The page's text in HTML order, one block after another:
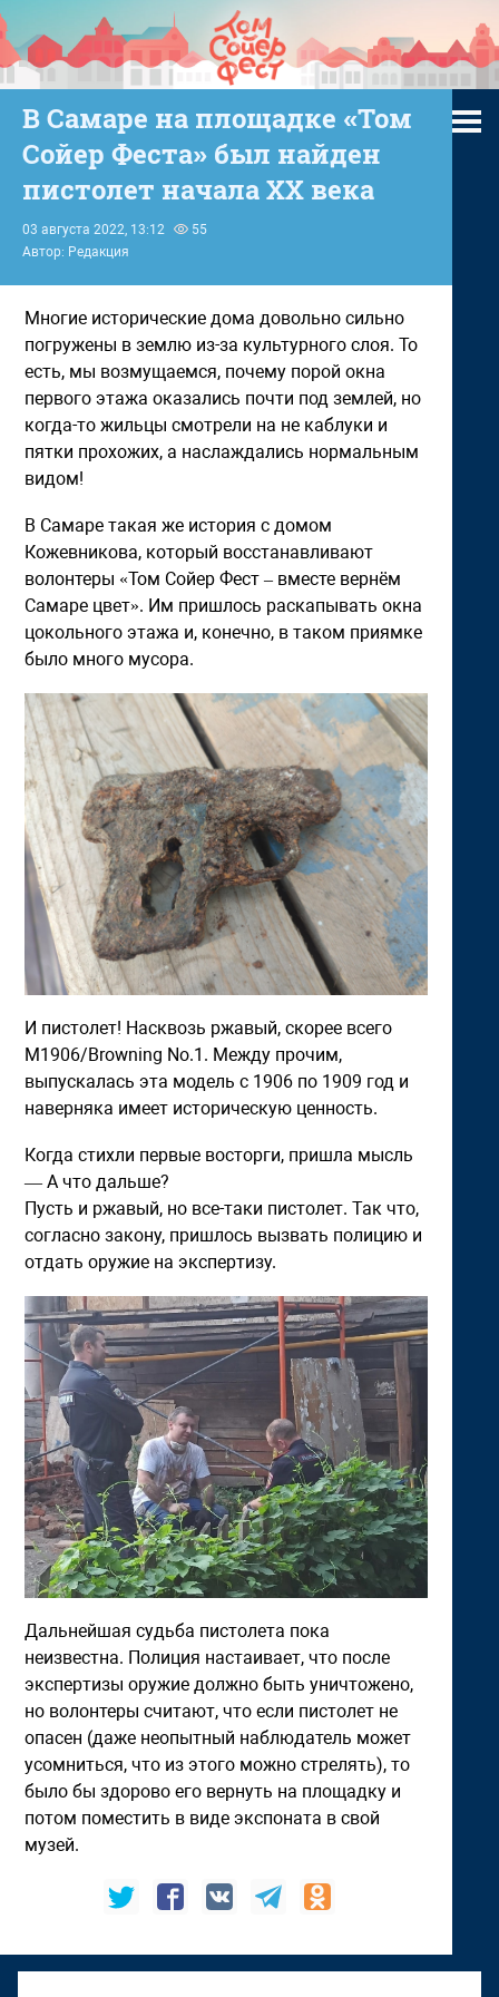
В Самаре на площадке «Том
Сойер Феста» был найден
пистолет начала ХХ века
03 августа 2022, 13:12
55
Автор: Редакция
Многие исторические дома довольно сильно
погружены в землю из-за культурного слоя. То
есть, мы возмущаемся, почему порой окна
первого этажа оказались почти под землей, но
когда-то жильцы смотрели на не каблуки и
пятки прохожих, а наслаждались нормальным
видом!
В Самаре такая же история с домом
Кожевникова, который восстанавливают
волонтеры «Том Сойер Фест – вместе вернём
Самаре цвет». Им пришлось раскапывать окна
цокольного этажа и, конечно, в таком приямке
было много мусора.
И пистолет! Насквозь ржавый, скорее всего
M1906/Browning No.1. Между прочим,
выпускалась эта модель с 1906 по 1909 год и
наверняка имеет историческую ценность.
Когда стихли первые восторги, пришла мысль
— А что дальше?
Пусть и ржавый, но все-таки пистолет. Так что,
согласно закону, пришлось вызвать полицию и
отдать оружие на экспертизу.
Дальнейшая судьба пистолета пока
неизвестна. Полиция настаивает, что после
экспертизы оружие должно быть уничтожено,
но волонтеры считают, что если пистолет не
опасен (даже неопытный наблюдатель может
усомниться, что из этого можно стрелять), то
было бы здорово его вернуть на площадку и
потом поместить в виде экспоната в свой
музей.